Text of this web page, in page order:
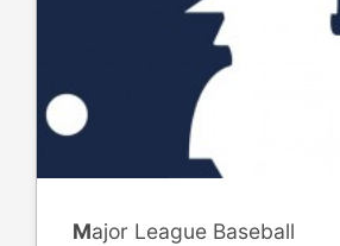
Major League Baseball